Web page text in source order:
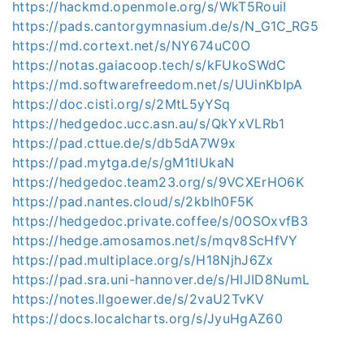
https://hackmd.openmole.org/s/WkT5RouiI
https://pads.cantorgymnasium.de/s/N_G1C_RG5
https://md.cortext.net/s/NY674uC0O
https://notas.gaiacoop.tech/s/kFUkoSWdC
https://md.softwarefreedom.net/s/UUinKbIpA
https://doc.cisti.org/s/2MtL5yYSq
https://hedgedoc.ucc.asn.au/s/QkYxVLRb1
https://pad.cttue.de/s/db5dA7W9x
https://pad.mytga.de/s/gM1tlUkaN
https://hedgedoc.team23.org/s/9VCXErHO6K
https://pad.nantes.cloud/s/2kblh0F5K
https://hedgedoc.private.coffee/s/0OSOxvfB3
https://hedge.amosamos.net/s/mqv8ScHfVY
https://pad.multiplace.org/s/H18NjhJ6Zx
https://pad.sra.uni-hannover.de/s/HlJID8NumL
https://notes.llgoewer.de/s/2vaU2TvKV
https://docs.localcharts.org/s/JyuHgAZ60